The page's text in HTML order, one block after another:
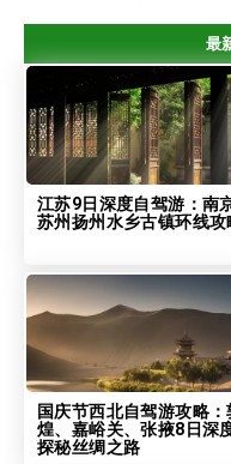
最
江苏9日深度自驾游：南
苏州扬州水乡古镇环线攻
国庆节西北自驾游攻略：
煌、嘉峪关、张掖8日深
探秘丝绸之路